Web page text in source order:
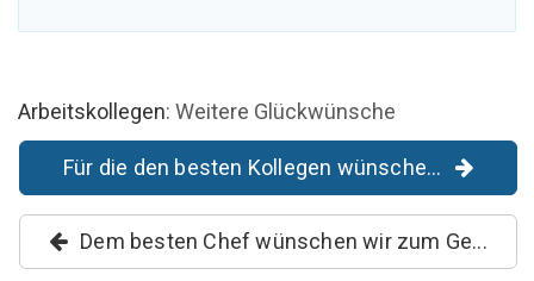
Arbeitskollegen: Weitere Glückwünsche
Für die den besten Kollegen wünsche...
Dem besten Chef wünschen wir zum Ge...